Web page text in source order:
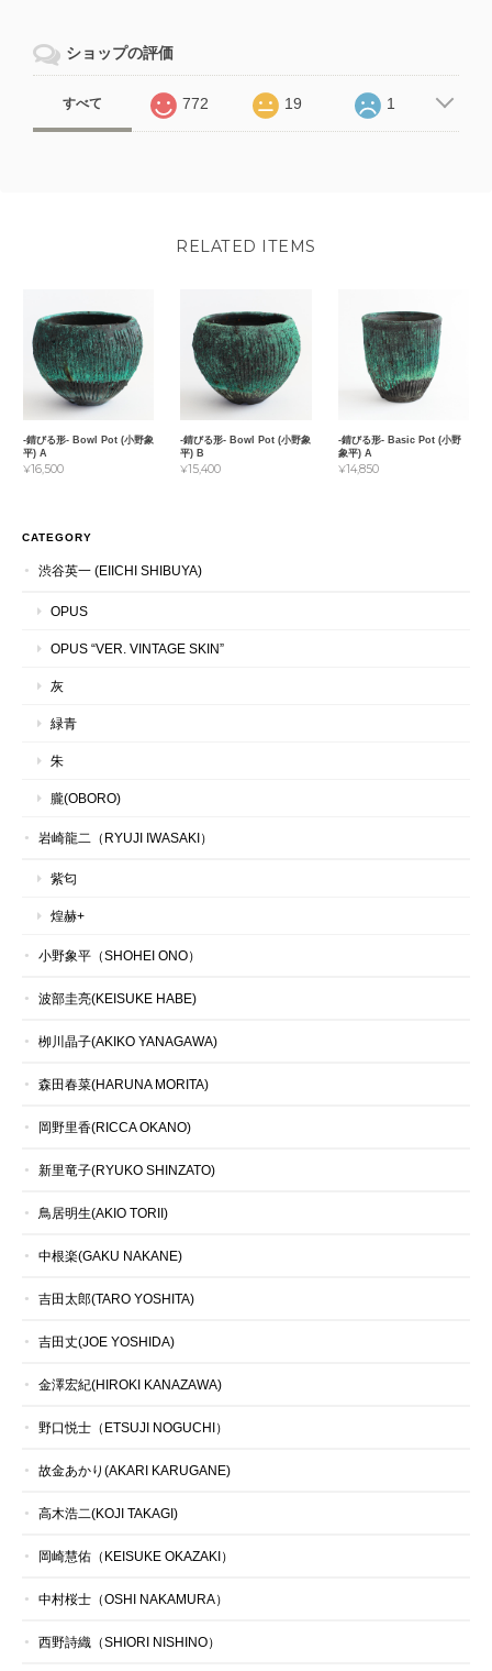
ショップの評価
すべて 772 19 1
RELATED ITEMS
-錆びる形- Bowl Pot (小野象
平) A
¥16,500
-錆びる形- Bowl Pot (小野象
平) B
¥15,400
-錆びる形- Basic Pot (小野
象平) A
¥14,850
CATEGORY
渋谷英一 (EIICHI SHIBUYA)
OPUS
OPUS “VER. VINTAGE SKIN”
灰
緑青
朱
朧(OBORO)
岩崎龍二（RYUJI IWASAKI）
紫匂
煌赫+
小野象平（SHOHEI ONO）
波部圭亮(KEISUKE HABE)
栁川晶子(AKIKO YANAGAWA)
森田春菜(HARUNA MORITA)
岡野里香(RICCA OKANO)
新里竜子(RYUKO SHINZATO)
鳥居明生(AKIO TORII)
中根楽(GAKU NAKANE)
吉田太郎(TARO YOSHITA)
吉田丈(JOE YOSHIDA)
金澤宏紀(HIROKI KANAZAWA)
野口悦士（ETSUJI NOGUCHI）
故金あかり(AKARI KARUGANE)
高木浩二(KOJI TAKAGI)
岡崎慧佑（KEISUKE OKAZAKI）
中村桜士（OSHI NAKAMURA）
西野詩織（SHIORI NISHINO）